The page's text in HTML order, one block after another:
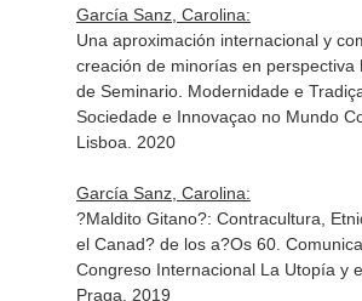
García Sanz, Carolina:
Una aproximación internacional y
creación de minorías en perspectiva
de Seminario. Modernidade e
Sociedade e Innovaçao no Mundo
Lisboa. 2020
García Sanz, Carolina:
?Maldito Gitano?: Contracultura,
el Canad? de los a?Os 60.
Congreso Internacional La Utopía y
Praga. 2019